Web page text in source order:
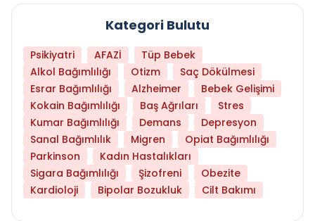
Kategori Bulutu
Psikiyatri AFAZİ
Tüp Bebek
Alkol Bağımlılığı
Otizm
Saç Dökülmesi
Esrar Bağımlılığı
Alzheimer
Bebek Gelişimi
Kokain Bağımlılığı
Baş Ağrıları
Stres
Kumar Bağımlılığı
Demans
Depresyon
Sanal Bağımlılık
Migren
Opiat Bağımlılığı
Parkinson
Kadın Hastalıkları
Sigara Bağımlılığı
Şizofreni
Obezite
Kardioloji
Bipolar Bozukluk Cilt Bakımı